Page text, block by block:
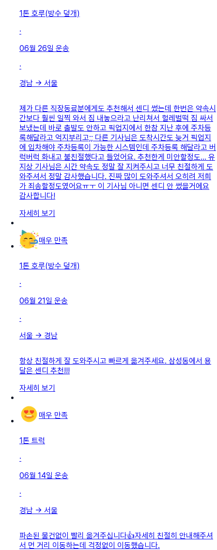
1톤 호루(방수 덮개)
·
06월 26일 운송
·
경남 → 서울
제가 다른 직장동료분에게도 추천해서 센디 썼는데 한번은 약속시
간보다 훨씬 일찍 와서 짐 내놓으라고 난리쳐서 헐레벌떡 짐 싸서
보냈는데 바로 출발도 안하고 픽업지에서 한참 지난 후에 주차등
록해달라고 억지부리고;; 다른 기사님은 도착시간도 늦거 픽업지
에 입차해야 주차등록이 가능한 시스템인데 주차등록 해달라고 버
럭버럭 화내고 불친절했다고 들었어요. 추천한게 미안할정도... 유
지상 기사님은 시간 약속도 정말 잘 지켜주시고 너무 친절하게 도
와주셔서 정말 감사했습니다. 진짜 많이 도와주셔서 오히려 저희
가 죄송할정도였어요ㅠㅜ 이 기사님 아니면 센디 안 썼을거에요
감사합니다!
자세히 보기
매우 만족
1톤 호루(방수 덮개)
·
06월 21일 운송
·
서울 → 경남
항상 친절하게 잘 도와주시고 빠르게 옮겨주세요. 삼성동에서 용
달은 센디 추천!!!
자세히 보기
매우 만족
1톤 트럭
·
06월 14일 운송
·
경남 → 서울
파손된 물건없이 빨리 옮겨주십니다👍자세히 친절히 안내해주셔
서 먼 거리 이동하는데 걱정없이 이동했습니다.